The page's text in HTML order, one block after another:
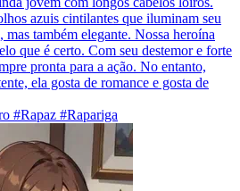
azuis cintilantes que iluminam seu
também elegante. Nossa heroína
que é certo. Com seu destemor e forte
pronta para a ação. No entanto,
ela gosta de romance e gosta de
#Rapaz #Rapariga